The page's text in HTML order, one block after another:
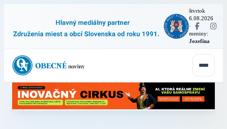
štvrtok
6.08.2026
·
meniny:
Jozefína